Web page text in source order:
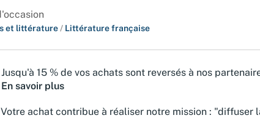
et littérature / Littérature française
Jusqu'à 15 % de vos achats sont reversés à nos
En savoir plus
Votre achat contribue à réaliser notre mission : "diffuser